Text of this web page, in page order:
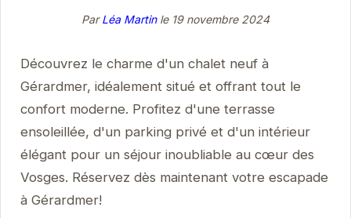
ParLéa Martinle 19 novembre 2024
Découvrez le charme d'un chalet neuf à
Gérardmer, idéalement situé et offrant tout le
confort moderne. Profitez d'une terrasse
ensoleillée, d'un parking privé et d'un intérieur
élégant pour un séjour inoubliable au cœur des
Vosges. Réservez dès maintenant votre escapade
à Gérardmer!